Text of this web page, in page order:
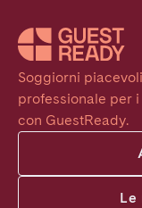
Soggiorni
professionale per
con GuestReady.
Le